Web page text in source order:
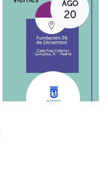
AGO
20